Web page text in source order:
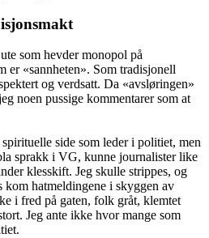
som hevder monopol på
er «sannheten». Som tradisjonell
og verdsatt. Da «avsløringen»
noen pussige kommentarer som at
side som leder i politiet, men
sprakk i VG, kunne journalister like
klesskift. Jeg skulle strippes, og
hatmeldingene i skyggen av
i fred på gaten, folk gråt, klemtet
Jeg ante ikke hvor mange som